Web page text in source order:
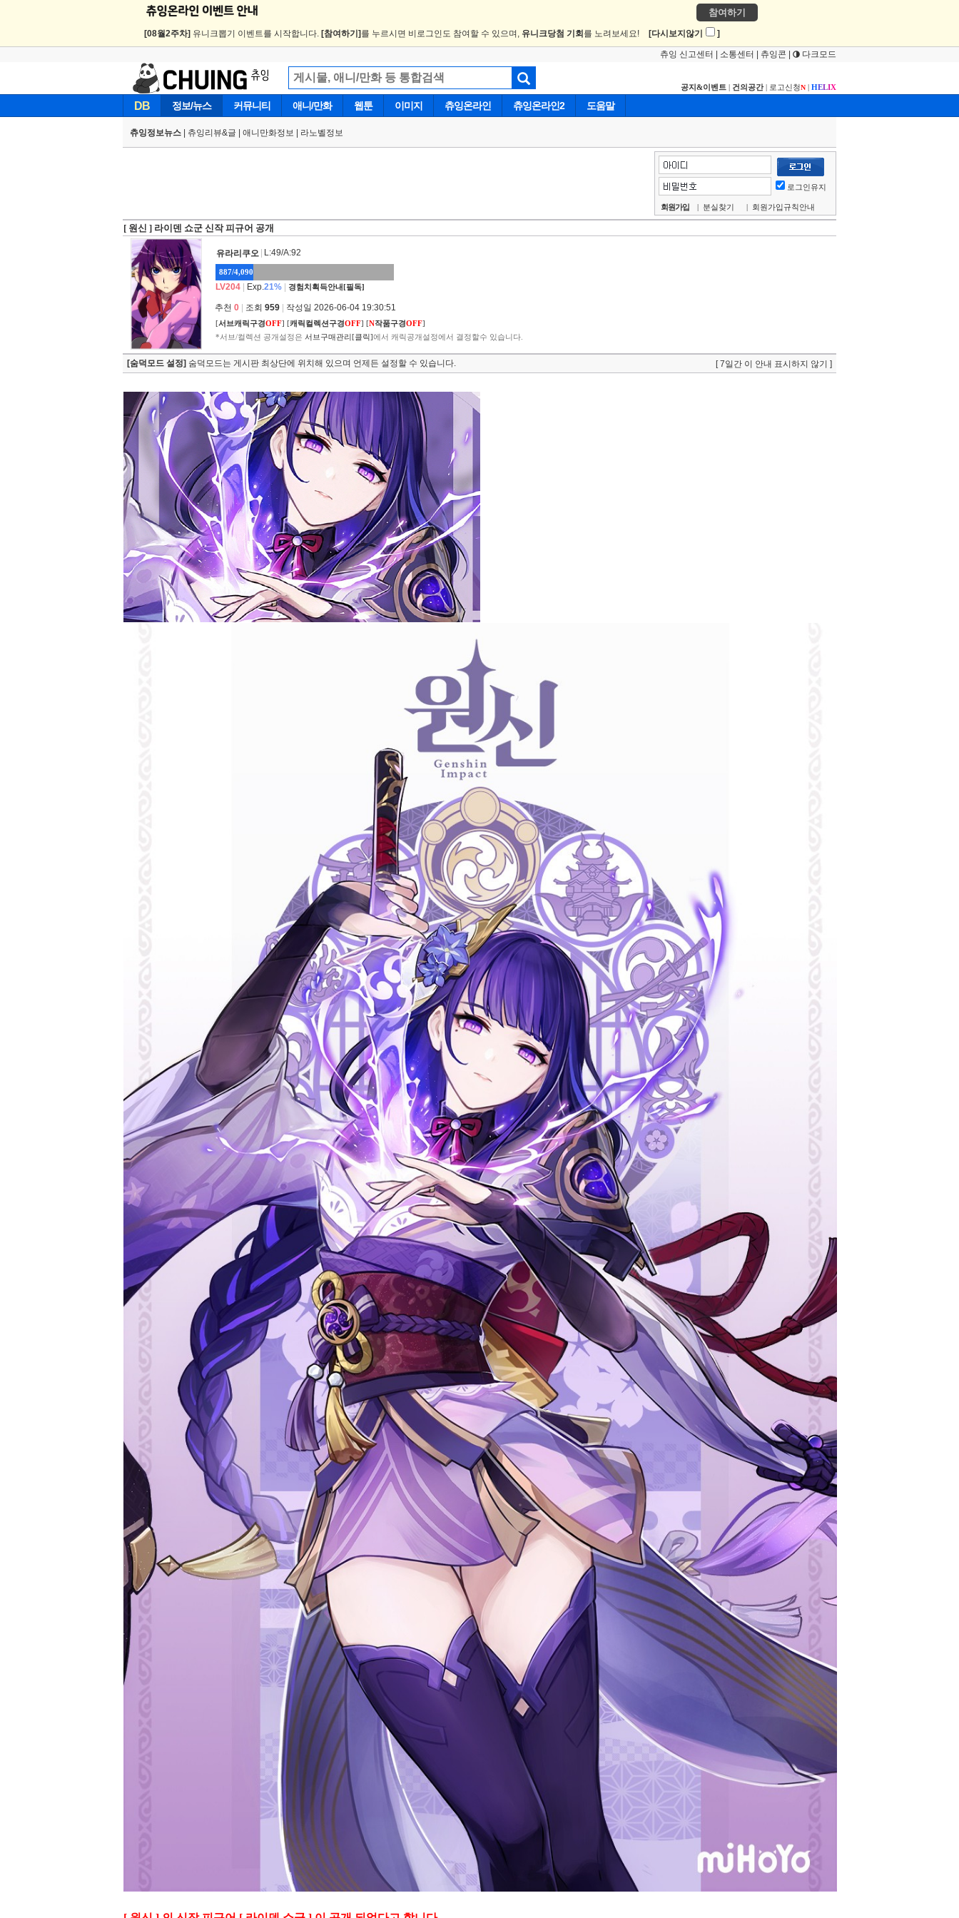
참여하기
[08월2주차] 유니크뽑기 이벤트를 시작합니다. [참여하기] 를 누르시면 비로그인도 참여할 수 있으며, 유니크당첨 기회 를 노려보세요! [다시보지않기 ]
츄잉 신고센터 소통센터 츄잉콘 다크모드
공지&이벤트 | 건의공간| 로고신청N | HELIX
DB 정보/뉴스 커뮤니티 애니/만화 웹툰 이미지 츄잉온라인 츄잉온라인2 도움말
츄잉정보뉴스 츄잉리뷰&글 애니만화정보 라노벨정보
로그인유지
회원가입 | 분실찾기 | 회원가입규칙안내
[ 원신 ] 라이덴 쇼군 신작 피규어 공개
유라리쿠오 L:49/A:92
887/4,090
LV204 Exp.21% 경험치획득안내[필독]
추천 0 조회 959 작성일 2026-06-04 19:30:51
[서브캐릭구경OFF] [캐릭컬렉션구경OFF] [N작품구경OFF]
*서브/컬렉션 공개설정은 서브구매관리[클릭]에서 캐릭공개설정에서 결정할수 있습니다.
[숨덕모드 설정] 숨덕모드는 게시판 최상단에 위치해 있으며 언제든 설정할 수 있습니다. [ 7일간 이 안내 표시하지 않기 ]